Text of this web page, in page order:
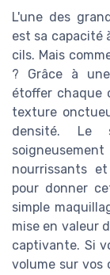
L'une des
est sa capacité
cils. Mais
? Grâce à
étoffer chaque
texture
densité. Le
nourrissants
pour donner
simple
mise en valeur
captivante. Si
volume sur vos